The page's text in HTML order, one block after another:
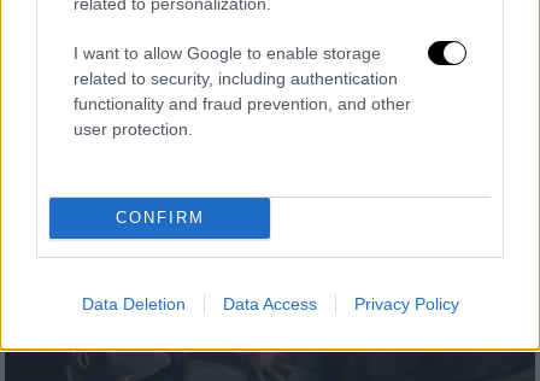
I want to allow Google to enable storage
related to security, including authentication
functionality and fraud prevention, and other
user protection.
CONFIRM
Data Deletion Data Access Privacy Policy